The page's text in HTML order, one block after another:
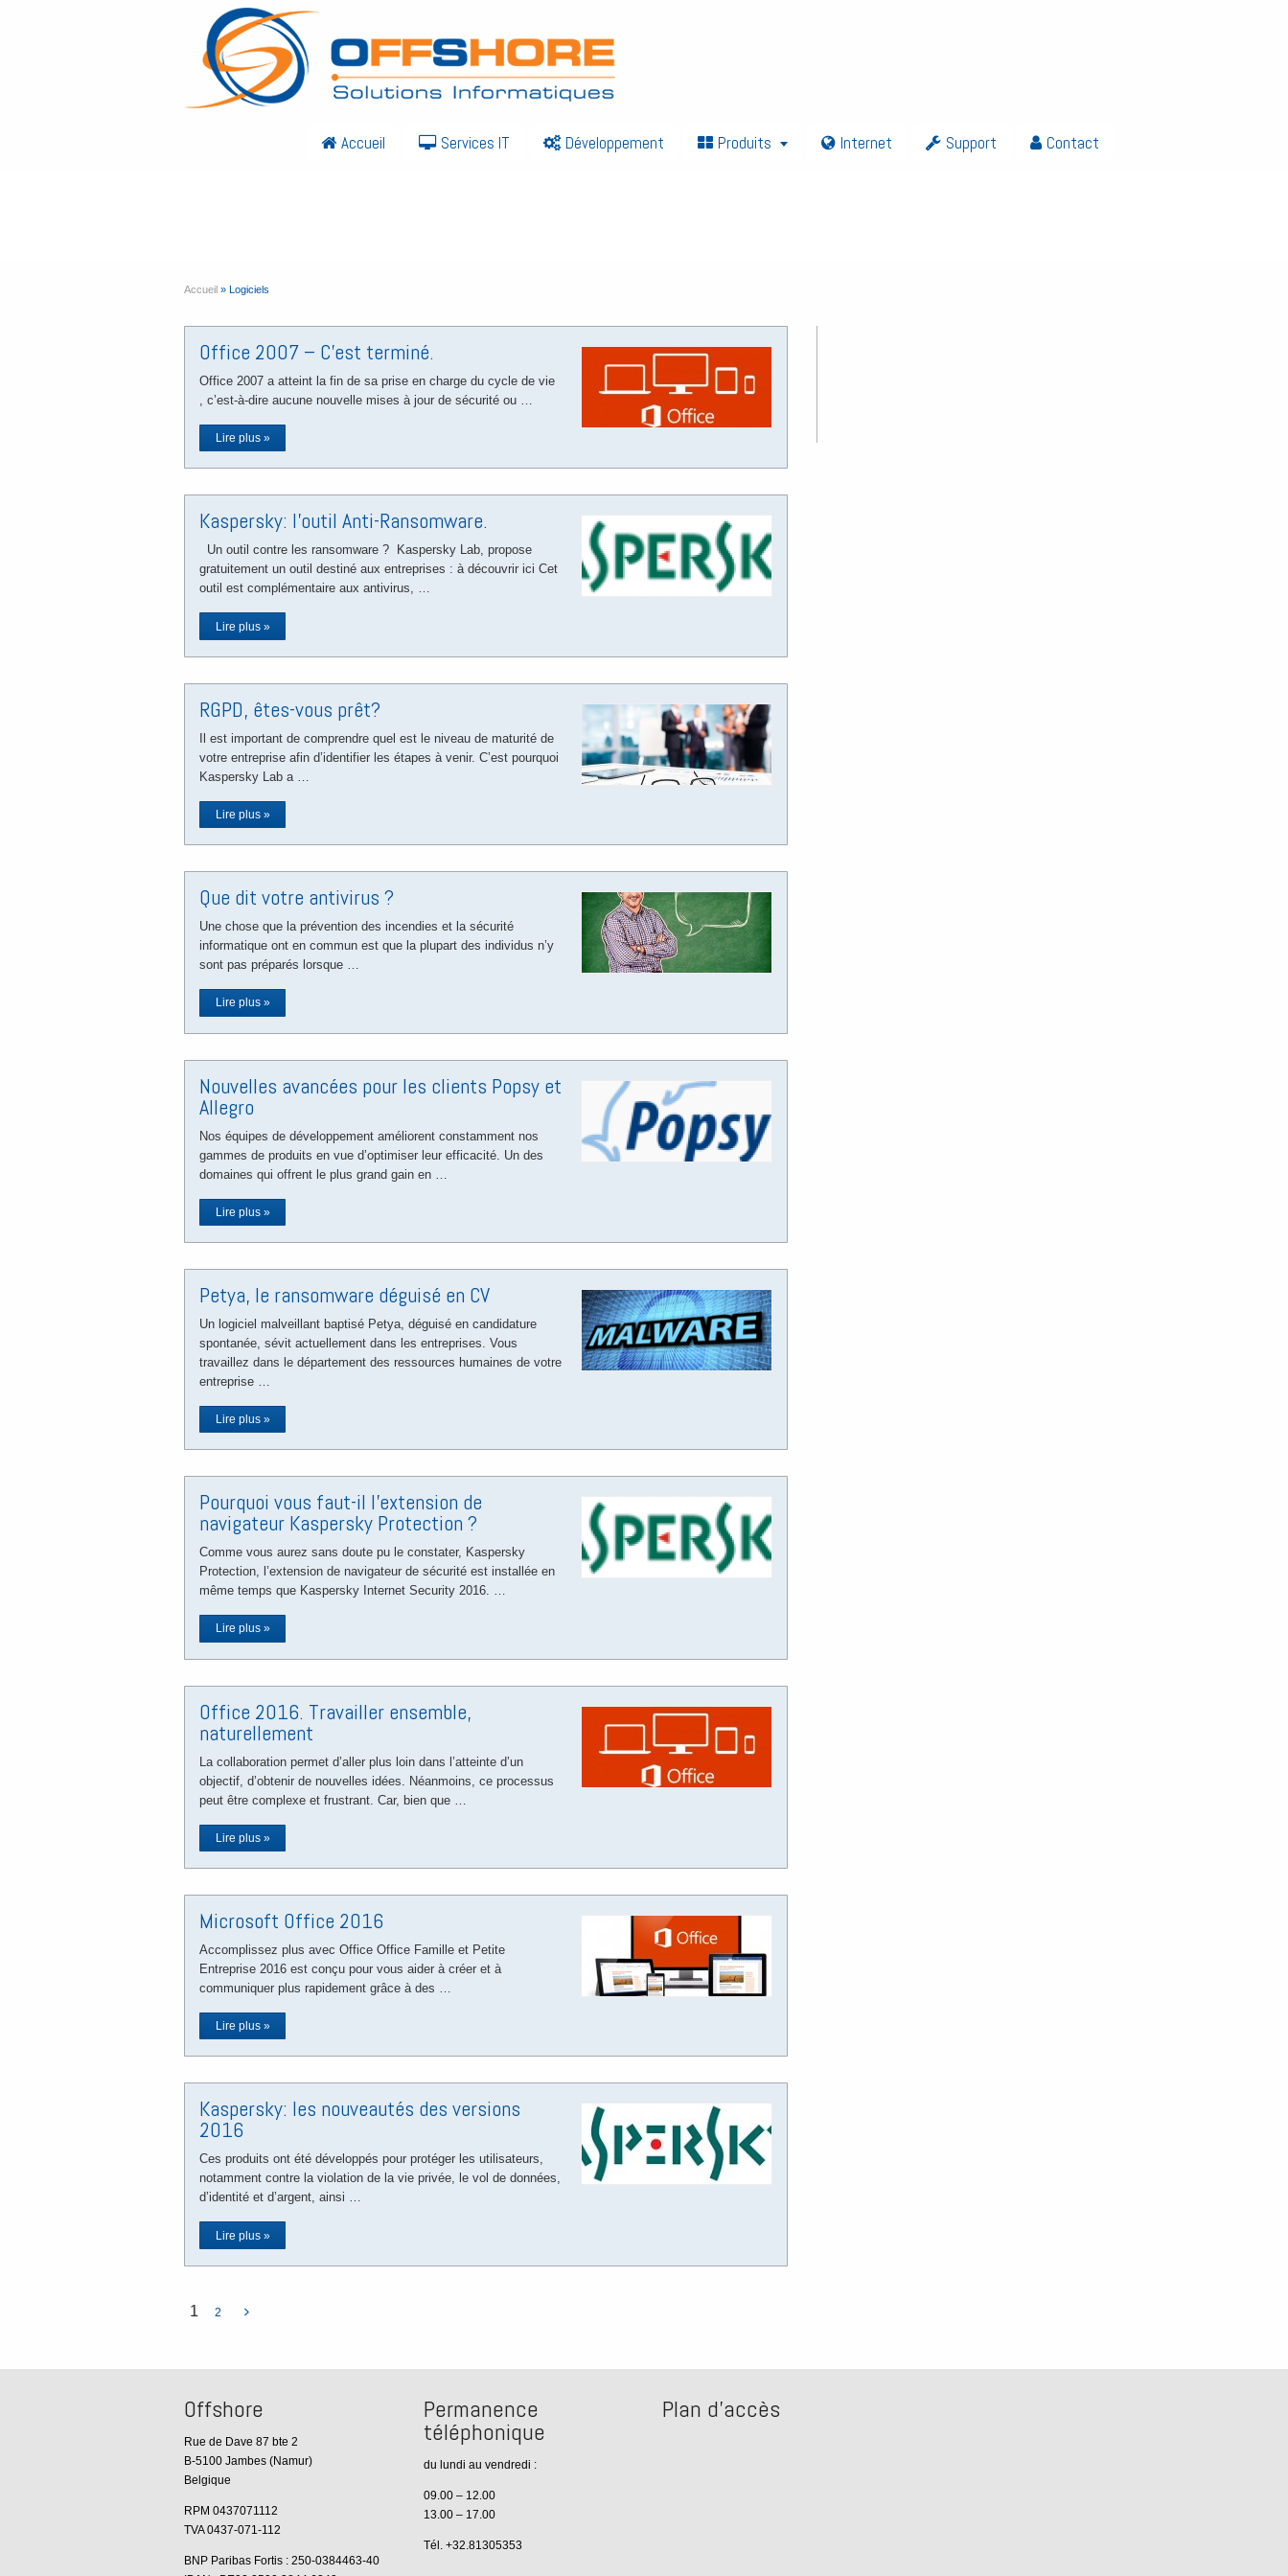
Accueil Services IT Développement Produits Internet Support Contact
Accueil » Logiciels
Office 2007 – C’est terminé.
Office 2007 a atteint la fin de sa prise en charge du cycle de vie
, c’est-à-dire aucune nouvelle mises à jour de sécurité ou …
Lire plus »
Kaspersky: l’outil Anti-Ransomware.
Un outil contre les ransomware ? Kaspersky Lab, propose
gratuitement un outil destiné aux entreprises : à découvrir ici Cet
outil est complémentaire aux antivirus, …
Lire plus »
RGPD, êtes-vous prêt?
Il est important de comprendre quel est le niveau de maturité de
votre entreprise afin d’identifier les étapes à venir. C’est pourquoi
Kaspersky Lab a …
Lire plus »
Que dit votre antivirus ?
Une chose que la prévention des incendies et la sécurité
informatique ont en commun est que la plupart des individus n’y
sont pas préparés lorsque …
Lire plus »
Nouvelles avancées pour les clients Popsy et
Allegro
Nos équipes de développement améliorent constamment nos
gammes de produits en vue d’optimiser leur efficacité. Un des
domaines qui offrent le plus grand gain en …
Lire plus »
Petya, le ransomware déguisé en CV
Un logiciel malveillant baptisé Petya, déguisé en candidature
spontanée, sévit actuellement dans les entreprises. Vous
travaillez dans le département des ressources humaines de votre
entreprise …
Lire plus »
Pourquoi vous faut-il l’extension de
navigateur Kaspersky Protection ?
Comme vous aurez sans doute pu le constater, Kaspersky
Protection, l’extension de navigateur de sécurité est installée en
même temps que Kaspersky Internet Security 2016. …
Lire plus »
Office 2016. Travailler ensemble,
naturellement
La collaboration permet d’aller plus loin dans l’atteinte d’un
objectif, d’obtenir de nouvelles idées. Néanmoins, ce processus
peut être complexe et frustrant. Car, bien que …
Lire plus »
Microsoft Office 2016
Accomplissez plus avec Office Office Famille et Petite
Entreprise 2016 est conçu pour vous aider à créer et à
communiquer plus rapidement grâce à des …
Lire plus »
Kaspersky: les nouveautés des versions
2016
Ces produits ont été développés pour protéger les utilisateurs,
notamment contre la violation de la vie privée, le vol de données,
d’identité et d’argent, ainsi …
Lire plus »
1 2
Offshore
Rue de Dave 87 bte 2
B-5100 Jambes (Namur)
Belgique
RPM 0437071112
TVA 0437-071-112
BNP Paribas Fortis : 250-0384463-40
Permanence
téléphonique
du lundi au vendredi :
09.00 – 12.00
13.00 – 17.00
Tél. +32.81305353
Plan d’accès